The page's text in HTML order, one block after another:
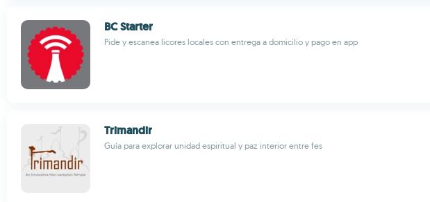
BC Starter
Pide y escanea licores locales con entrega a domicilio y pago en app
Trimandir
Guía para explorar unidad espiritual y paz interior entre fes